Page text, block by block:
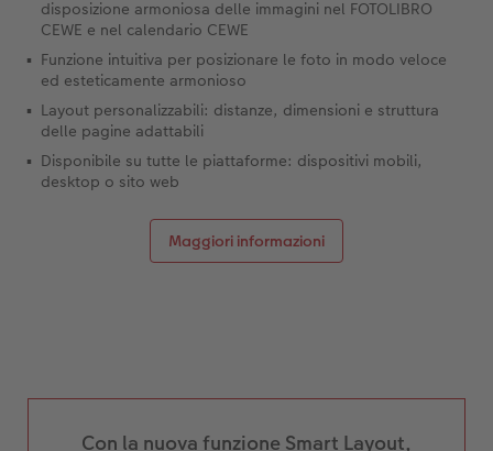
disposizione armoniosa delle immagini nel FOTOLIBRO
CEWE e nel calendario CEWE
Funzione intuitiva per posizionare le foto in modo veloce
ed esteticamente armonioso
Layout personalizzabili: distanze, dimensioni e struttura
delle pagine adattabili
Disponibile su tutte le piattaforme: dispositivi mobili,
desktop o sito web
Maggiori informazioni
Con la nuova funzione Smart Layout,